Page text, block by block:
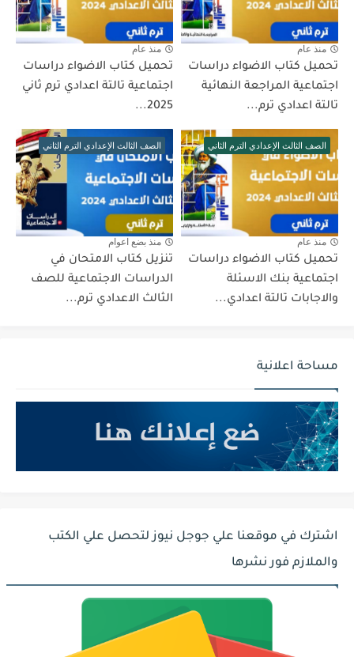
منذ عام
تحميل كتاب الاضواء دراسات
اجتماعية المراجعة النهائية
تالتة اعدادي ترم...
منذ عام
تحميل كتاب الاضواء دراسات
اجتماعية تالتة اعدادي ترم ثاني
2025...
الصف الثالث الإعدادي الترم الثاني
منذ عام
تحميل كتاب الاضواء دراسات
اجتماعية بنك الاسئلة
والاجابات تالتة اعدادي...
الصف الثالث الإعدادي الترم الثاني
منذ بضع اعوام
تنزيل كتاب الامتحان في
الدراسات الاجتماعية للصف
الثالث الاعدادي ترم...
مساحة اعلانية
اشترك في موقعنا علي جوجل نيوز لتحصل علي الكتب
والملازم فور نشرها